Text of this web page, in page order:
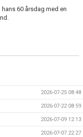
60 årsdag med en
2026-07-25 08:48
2026-07-22 08:59
2026-07-09 12:13
2026-07-07 22:27